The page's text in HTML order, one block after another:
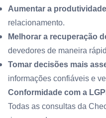
Aumentar a produtividade
relacionamento.
Melhorar a recuperação
devedores de maneira
Tomar decisões mais
informações confiáveis e
Conformidade com a
Todas as consultas da